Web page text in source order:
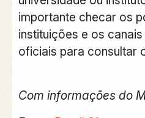
importante checar os
instituições e os
oficiais para consultar
Com informações do